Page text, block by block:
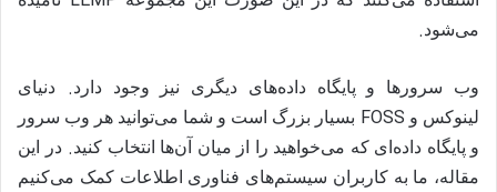
می‌شود.
وب سرورها و پایگاه داده‌های دیگری نیز وجود دارد.
دنیای
لینوکس و FOSS بسیار بزرگ است و شما می‌توانید هر وب سرور
و پایگاه داده‌ای که می‌خواهید را از میان آن‌ها انتخاب کنید.در این
مقاله، ما به کاربران سیستم‌های فناوری اطلاعات کمک می‌کنیم